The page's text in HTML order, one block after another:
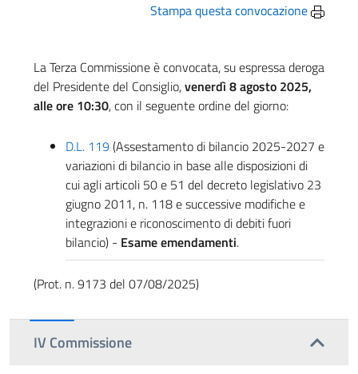
Stampa questa convocazione
La Terza Commissione è convocata, su espressa deroga
del Presidente del Consiglio,venerdì 8 agosto 2025,
alle ore 10:30, con il seguente ordine del giorno:
D.L. 119 (Assestamento di bilancio 2025-2027 e
variazioni di bilancio in base alle disposizioni di
cui agli articoli 50 e 51 del decreto legislativo 23
giugno 2011, n. 118 e successive modifiche e
integrazioni e riconoscimento di debiti fuori
bilancio) - Esame emendamenti.
(Prot. n. 9173 del 07/08/2025)
IV Commissione